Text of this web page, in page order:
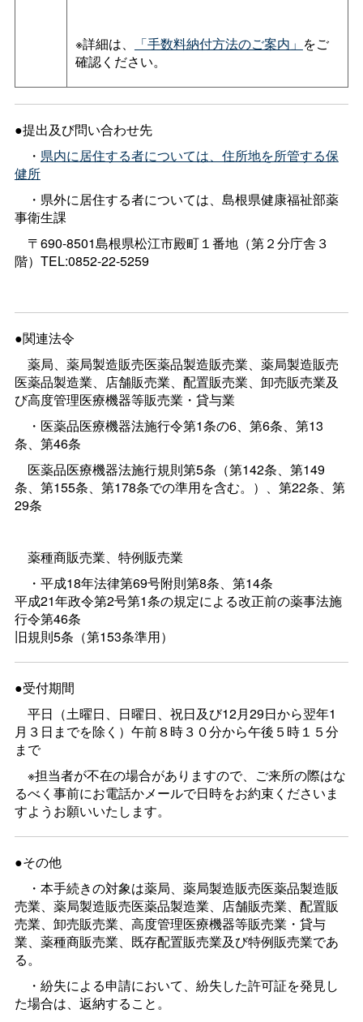
※詳細は、 「手数料納付方法のご案内」 をご
確認ください。
●提出及び問い合わせ先
・ 県内に居住する者については、住所地を所管する保
健所
・県外に居住する者については、島根県健康福祉部薬
事衛生課
〒690-8501島根県松江市殿町１番地（第２分庁舎３
階）TEL:0852-22-5259
●関連法令
薬局、薬局製造販売医薬品製造販売業、薬局製造販売
医薬品製造業、店舗販売業、配置販売業、卸売販売業及
び高度管理医療機器等販売業・貸与業
・医薬品医療機器法施行令第1条の6、第6条、第13
条、第46条
医薬品医療機器法施行規則第5条（第142条、第149
条、第155条、第178条での準用を含む。）、第22条、第
29条
薬種商販売業、特例販売業
・平成18年法律第69号附則第8条、第14条
平成21年政令第2号第1条の規定による改正前の薬事法施
行令第46条
旧規則5条（第153条準用）
●受付期間
平日（土曜日、日曜日、祝日及び12月29日から翌年1
月３日までを除く）午前８時３０分から午後５時１５分
まで
※担当者が不在の場合がありますので、ご来所の際はな
るべく事前にお電話かメールで日時をお約束くださいま
すようお願いいたします。
●その他
・本手続きの対象は薬局、薬局製造販売医薬品製造販
売業、薬局製造販売医薬品製造業、店舗販売業、配置販
売業、卸売販売業、高度管理医療機器等販売業・貸与
業、薬種商販売業、既存配置販売業及び特例販売業であ
る。
・紛失による申請において、紛失した許可証を発見し
た場合は、返納すること。